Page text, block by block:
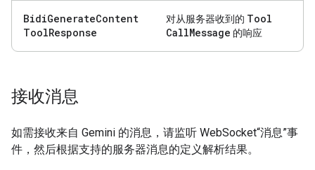
BidiGenerateContent
ToolResponse
对从服务器收到的 Tool
CallMessage 的响应
接收消息
如需接收来自 Gemini 的消息，请监听 WebSocket“消息”事
件，然后根据支持的服务器消息的定义解析结果。